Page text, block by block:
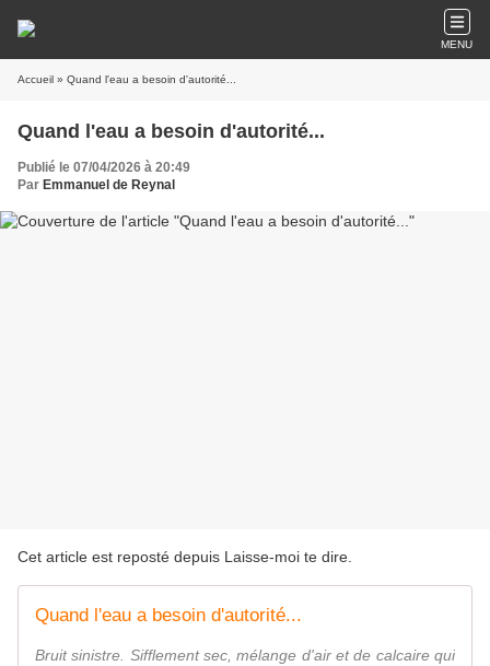
MENU
Accueil » Quand l'eau a besoin d'autorité...
Quand l'eau a besoin d'autorité...
Publié le 07/04/2026 à 20:49
Par Emmanuel de Reynal
Cet article est reposté depuis Laisse-moi te dire
Quand l'eau a besoin d'autorité...
Bruit sinistre. Sifflement sec, mélange d'air et de calcaire qui